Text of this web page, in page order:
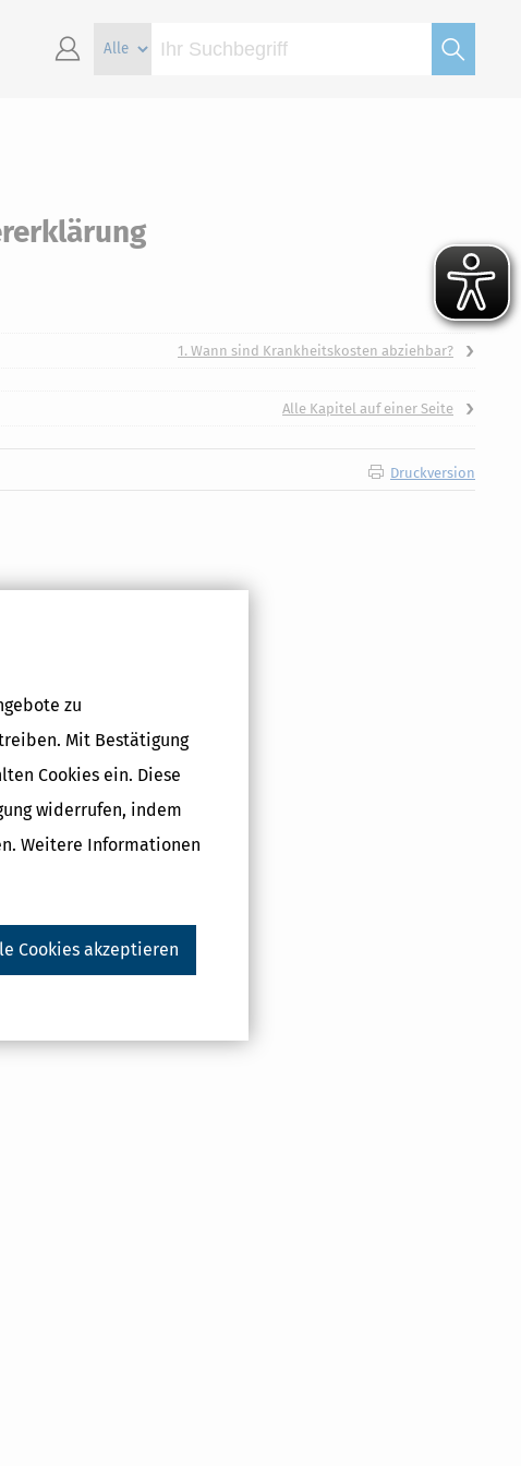
zu
Mit Bestätigung
Cookies ein. Diese
widerrufen, indem
Weitere Informationen
Cookies akzeptieren
1. Wann sind Krankheitskosten abziehbar?
Alle Kapitel auf einer Seite
Druckversion